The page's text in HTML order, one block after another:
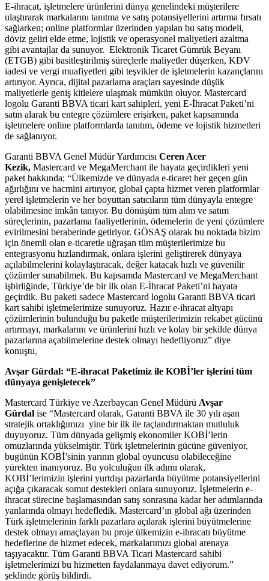
E-ihracat, işletmelere ürünlerini dünya genelindeki müşterilere
ulaştırarak markalarını tanıtma ve satış potansiyellerini artırma fırsatı
sağlarken; online platformlar üzerinden yapılan bu satış modeli,
döviz geliri elde etme, lojistik ve operasyonel maliyetleri azaltma
gibi avantajlar da sunuyor. Elektronik Ticaret Gümrük Beyanı
(ETGB) gibi basitleştirilmiş süreçlerle maliyetler düşerken, KDV
iadesi ve vergi muafiyetleri gibi teşvikler de işletmelerin kazançlarını
artırıyor. Ayrıca, dijital pazarlama araçları sayesinde düşük
maliyetlerle geniş kitlelere ulaşmak mümkün oluyor. Mastercard
logolu Garanti BBVA ticari kart sahipleri, yeni E-İhracat Paketi’ni
satın alarak bu entegre çözümlere erişirken, paket kapsamında
işletmelere online platformlarda tanıtım, ödeme ve lojistik hizmetleri
de sağlanıyor.
Garanti BBVA Genel Müdür Yardımcısı Ceren Acer
Kezik, Mastercard ve MegaMerchant ile hayata geçirdikleri yeni
paket hakkında; “Ülkemizde ve dünyada e-ticaret her geçen gün
ağırlığını ve hacmini artırıyor, global çapta hizmet veren platformlar
yerel işletmelerin ve her boyuttan satıcıların tüm dünyayla entegre
olabilmesine imkân tanıyor. Bu dönüşüm tüm alım ve satım
süreçlerinin, pazarlama faaliyetlerinin, ödemelerin de yeni çözümlere
evirilmesini beraberinde getiriyor. GÖSAŞ olarak bu noktada bizim
için önemli olan e-ticaretle uğraşan tüm müşterilerimize bu
entegrasyonu hızlandırmak, onlara işlerini geliştirerek dünyaya
açılabilmelerini kolaylaştıracak, değer katacak hızlı ve güvenilir
çözümler sunabilmek. Bu kapsamda Mastercard ve MegaMerchant
işbirliğinde, Türkiye’de bir ilk olan E-İhracat Paketi’ni hayata
geçirdik. Bu paketi sadece Mastercard logolu Garanti BBVA ticari
kart sahibi işletmelerimize sunuyoruz. Hazır e-ihracat altyapı
çözümlerinin bulunduğu bu paketle müşterilerimizin rekabet gücünü
artırmayı, markalarını ve ürünlerini hızlı ve kolay bir şekilde dünya
pazarlarına açabilmelerine destek olmayı hedefliyoruz” diye
konuştu.
Avşar Gürdal: “E-ihracat Paketimiz ile KOBİ’ler işlerini tüm
dünyaya genişletecek”
Mastercard Türkiye ve Azerbaycan Genel Müdürü Avşar
Gürdal ise “Mastercard olarak, Garanti BBVA ile 30 yılı aşan
stratejik ortaklığımızı yine bir ilk ile taçlandırmaktan mutluluk
duyuyoruz. Tüm dünyada gelişmiş ekonomiler KOBİ’lerin
omuzlarında yükselmiştir. Türk işletmelerinin gücüne güveniyor,
bugünün KOBİ’sinin yarının global oyuncusu olabileceğine
yürekten inanıyoruz. Bu yolculuğun ilk adımı olarak,
KOBİ’lerimizin işlerini yurtdışı pazarlarda büyütme potansiyellerini
açığa çıkaracak somut destekleri onlara sunuyoruz. İşletmelerin e-
ihracat sürecine başlamasından satış sonrasına kadar her adımlarında
yanlarında olmayı hedefledik. Mastercard’ın global ağı üzerinden
Türk işletmelerinin farklı pazarlara açılarak işlerini büyütmelerine
destek olmayı amaçlayan bu proje ülkemizin e-ihracatı büyütme
hedeflerine de hizmet edecek, markalarımızı global arenaya
taşıyacaktır. Tüm Garanti BBVA Ticari Mastercard sahibi
işletmelerimizi bu hizmetten faydalanmaya davet ediyorum.”
şeklinde görüş bildirdi.